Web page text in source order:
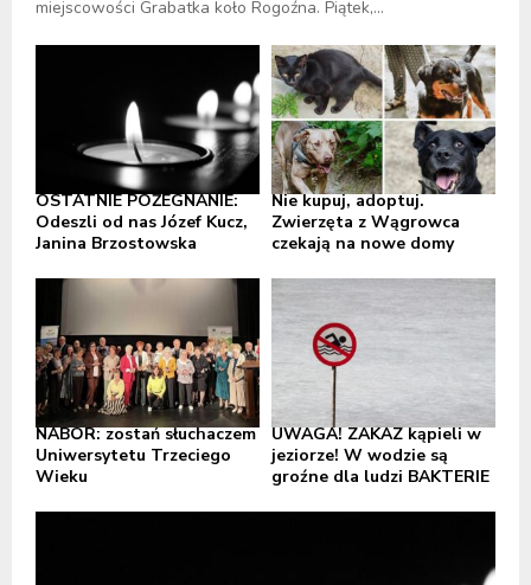
miejscowości Grabatka koło Rogoźna. Piątek,...
OSTATNIE POŻEGNANIE:
Odeszli od nas Józef Kucz,
Janina Brzostowska
Nie kupuj, adoptuj.
Zwierzęta z Wągrowca
czekają na nowe domy
NABÓR: zostań słuchaczem
Uniwersytetu Trzeciego
Wieku
UWAGA! ZAKAZ kąpieli w
jeziorze! W wodzie są
groźne dla ludzi BAKTERIE